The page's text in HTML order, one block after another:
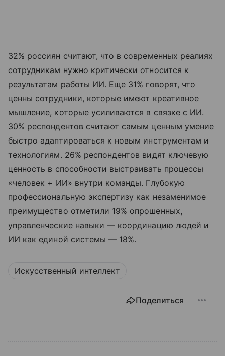
32% россиян считают, что в современных реалиях
сотрудникам нужно критически относится к
результатам работы ИИ. Еще 31% говорят, что
ценны сотрудники, которые имеют креативное
мышление, которые усиливаются в связке с ИИ.
30% респондентов считают самым ценным умение
быстро адаптироваться к новым инструментам и
технологиям. 26% респондентов видят ключевую
ценность в способности выстраивать процессы
«человек + ИИ» внутри команды. Глубокую
профессиональную экспертизу как незаменимое
преимущество отметили 19% опрошенных,
управленческие навыки — координацию людей и
ИИ как единой системы — 18%.
Искусственный интеллект
Поделиться